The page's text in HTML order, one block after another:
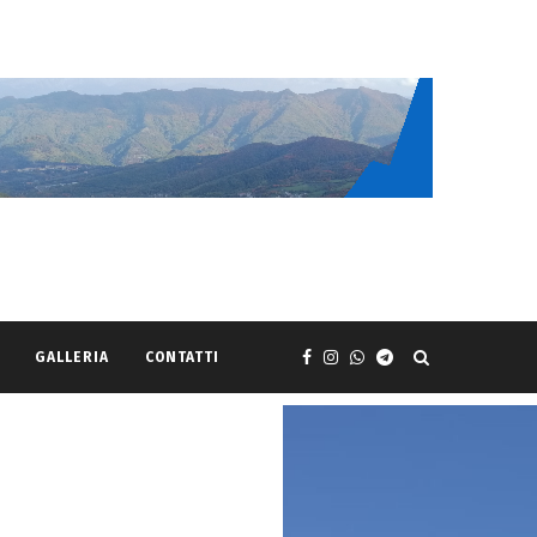
GALLERIA CONTATTI